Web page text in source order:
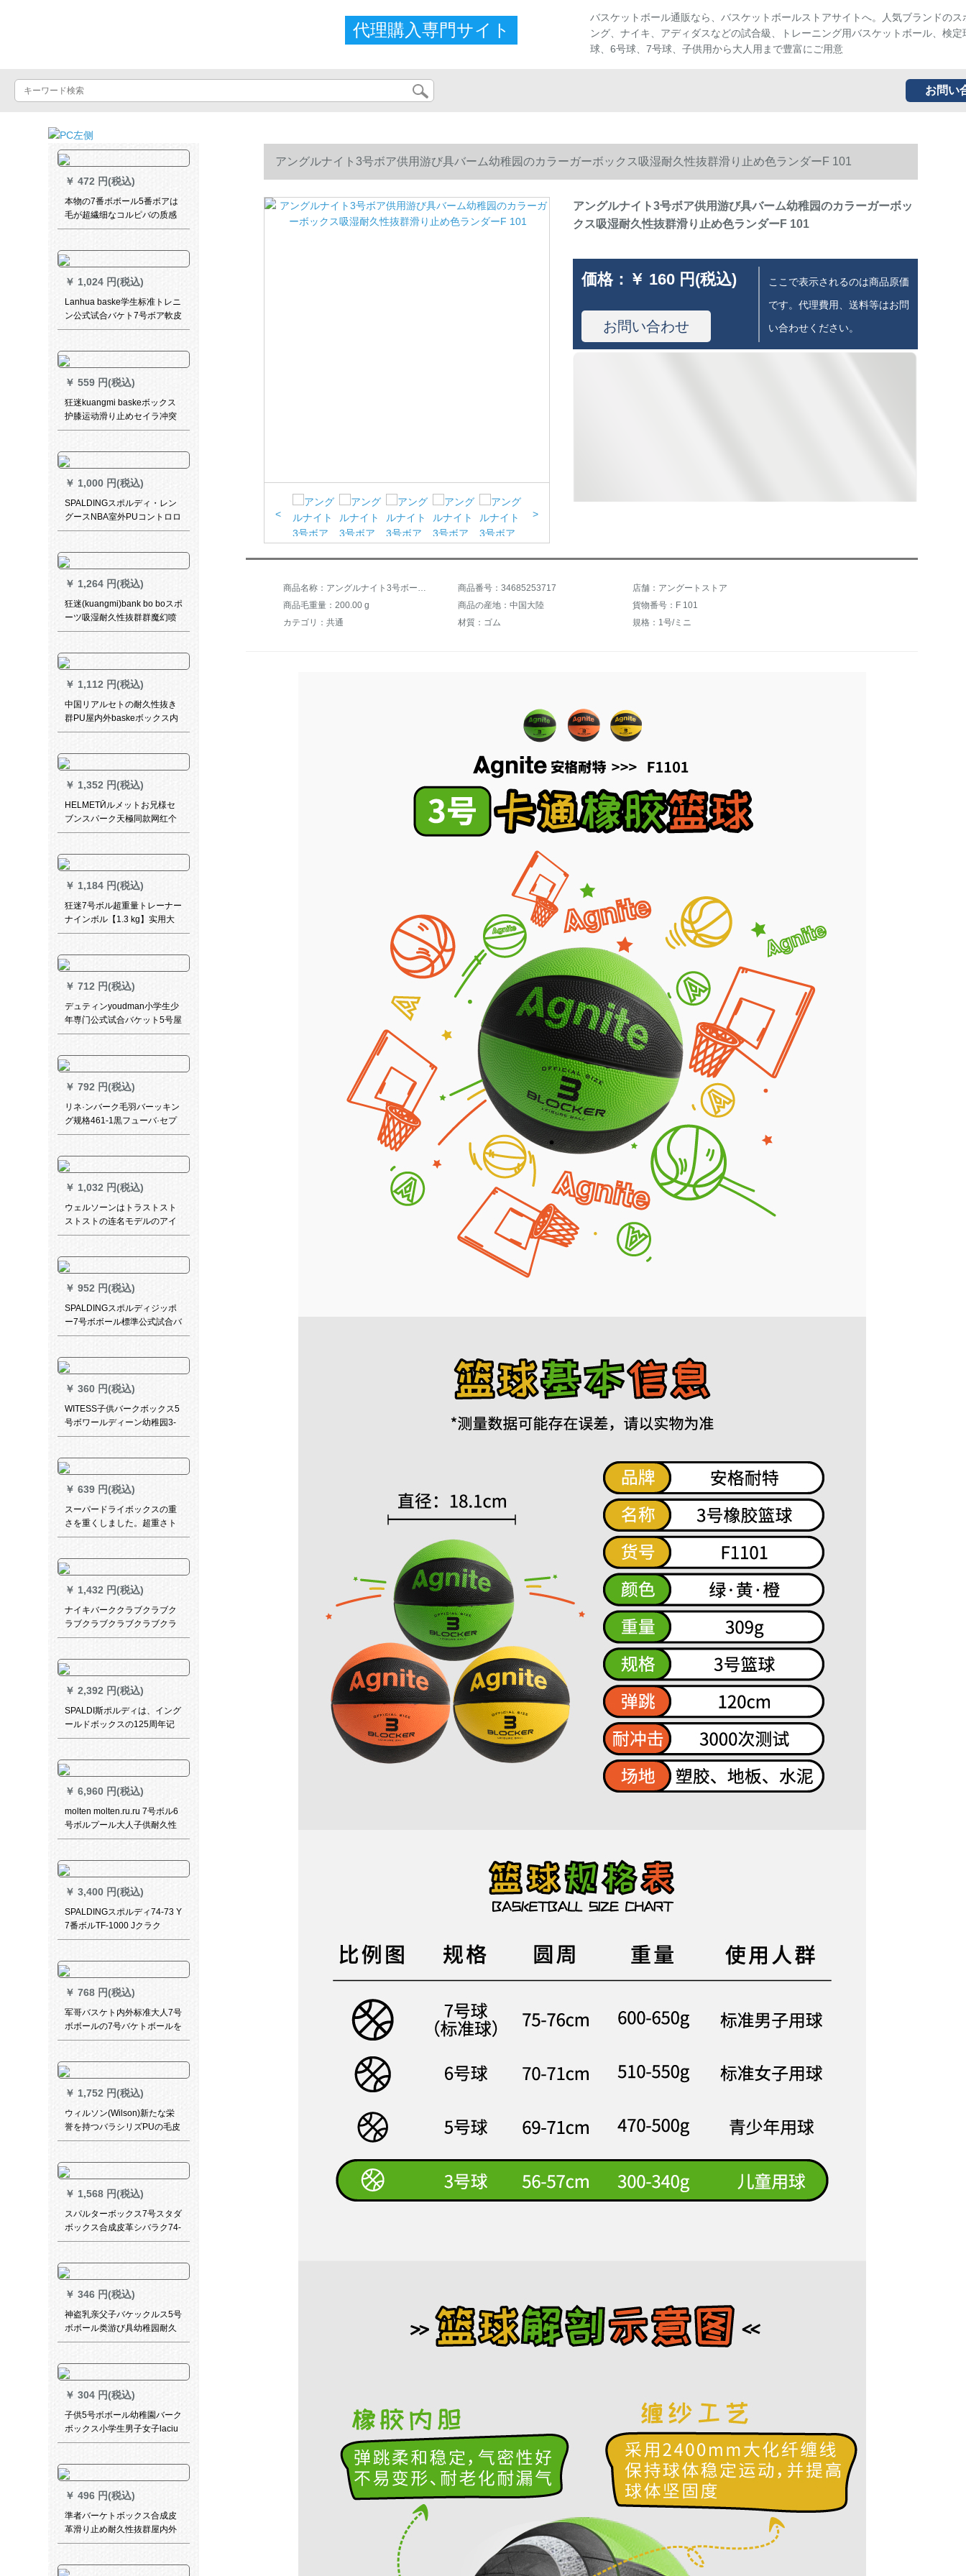
バスケットボールストア代理購入専門サイト
バスケットボール通販なら、バスケットボールストアサイトへ。人気ブランドのス
ング、ナイキ、アディダスなどの試合級、トレーニング用バスケットボール、検定
球、6号球、7号球、子供用から大人用まで豊富にご用意
お問い
￥ 472 円(税込)
本物の7番ボボール5番ボアは
毛が超繊细なコルピバの质感
の男子室外児童耐久性抜群学
￥ 1,024 円(税込)
Lanhua baske学生标准トレニ
ン公式试合バケト7号ボア軟皮
加重毛-ブラウン
￥ 559 円(税込)
狂迷kuangmi baskeボックス
护膝运动滑り止めセイラ冲突
防止サポタ半月板护具KMh
￥ 1,000 円(税込)
SPALDINGスポルディ・レン
グースNBA室外PUコントロロ
ールロールロール7号ボア公式
￥ 1,264 円(税込)
狂迷(kuangmi)bank bo boスポ
ーツ吸湿耐久性抜群群魔幻喷
絵-7号ボックスボックスボッ
ス
￥ 1,112 円(税込)
中国リアルセトの耐久性抜き
群PU屋内外baskeボックス内
公式试合7号ボア大人バードセ
￥ 1,352 円(税込)
HELMETӢルメットお兄様セ
ブンスパーク天極同款网红个
性耐久性抜群ピンクバー外7号
クスボックスボックス
￥ 1,184 円(税込)
狂迷7号ボル超重量トレーナー
ナインボル【1.3 kg】实用大
プロシュート
￥ 712 円(税込)
デュティンyoudman小学生少
年専门公式试合バケット5号屋
内外のセメントの耐久性抜群
クス】【1つ買います。4つ買
います。】
￥ 792 円(税込)
リネ·ンバーク毛羽バーッキン
グ规格461-1黒フューバ·セプ
ト【配件大礼包】
￥ 1,032 円(税込)
ウェルソーンはトラストスト
ストストの连名モデルのアイ
デアであるアストボワール吸
久性抜群子供トレッド公式试
合バケット号
￥ 952 円(税込)
SPALDINGスポルディジッポ
ー7号ボボール標準公式試合バ
ケトボックス室内室外通用ボ
滑り止めトボール
￥ 360 円(税込)
WITESS子供バークボックス5
号ボワールディーン幼稚园3-
4-7号ボワール大人部屋内外耐
赤白青は3-12歳に相当しま
す。
￥ 639 円(税込)
スーパードライボックスの重
さを重くしました。超重さト
レインナインボックス1.0 kg
め7番ボブ1.5 KGのバークスキ
ーは1.3キロの黒いオーバーで
す。
￥ 1,432 円(税込)
ナイキバーククラブクラブク
ラブクラブクラブクラブクラ
ブ公式试合laciu価格比噬黒色
￥ 2,392 円(税込)
SPALDI斯ポルディは、イング
ールドボックスの125周年记
念モデルとして、ファンシー7
PUボア76-538 Y
￥ 6,960 円(税込)
molten molten.ru.ru 7号ボル6
号ボルプール大人子供耐久性
抜き群滑り止め屋内外公式试
X【牛革】
￥ 3,400 円(税込)
SPALDINGスポルディ74-73 Y
7番ボルTF-1000 Jクラク
￥ 768 円(税込)
军哥バスケト内外标准大人7号
ボボールの7号バケトボールを
供给して滑り止め耐久性抜群
￥ 1,752 円(税込)
ウィルソン(Wilson)新たな栄
誉を持つバラシリズPUの毛皮
吸湿耐久性抜群室内トレイン
ワールWB 511 GT-耐久性抜群
PUモデル
￥ 1,568 円(税込)
スパルターボックス7号スタダ
ボックス合成皮革シバラク74-
080 Y
￥ 346 円(税込)
神盗乳亲父子バケックルス5号
ボボール类游び具幼稚园耐久
性抜てき群ソフトゴム男の子
￥ 304 円(税込)
子供5号ボボール幼稚園バーク
ボックス小学生男子女子laciu
ティップ7号ボボール標準バー
筒筒ガスピンネットネット
￥ 496 円(税込)
準者バーケトボックス合成皮
革滑り止め耐久性抜群屋内外
兼用7号ボラ大人公式试合トレ
ク
アングルナイト3号ボア供用游び具バーム幼稚园のカラーガーボックス吸湿耐久性抜群滑り止め色ランダーF 101
< >
アングルナイト3号ボア供用游び具バーム幼稚园のカラーガーボッ
クス吸湿耐久性抜群滑り止め色ランダーF 101
価格： ￥ 160 円(税込)
お問い合わせ
ここで表示されるのは商品原価
です。代理費用、送料等はお問
い合わせください。
商品名称：アングルナイト3号ボール子供用游び具バークボックス幼稚園のカラーリングボール吸湿耐久性抜群滑り止めカラーランダムF 101 商品番号：34685253717
店舗：アングートストア
商品毛重量：200.00 g
商品の産地：中国大陸
貨物番号：F 101
カテゴリ：共通
材質：ゴム 規格：1号/ミニ